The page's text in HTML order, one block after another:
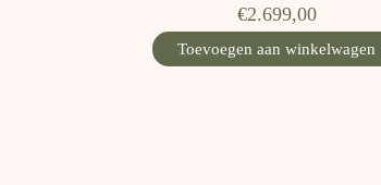
€2.699,00
Toevoegen aan winkelwagen